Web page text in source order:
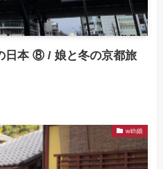
日本 ⑧ / 娘と冬の京都旅
with娘